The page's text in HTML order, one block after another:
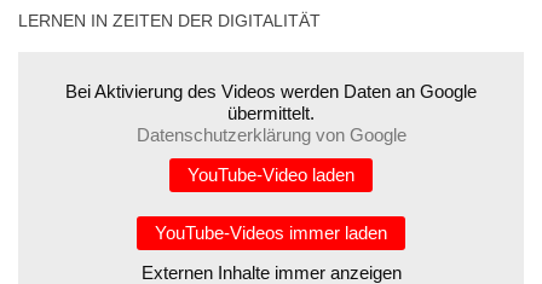
LERNEN IN ZEITEN DER DIGITALITÄT
Bei Aktivierung des Videos werden Daten an Google
übermittelt.
Datenschutzerklärung von Google
YouTube-Video laden
YouTube-Videos immer laden
Externen Inhalte immer anzeigen